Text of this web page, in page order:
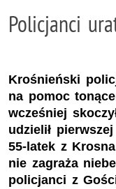
Policjanci
Krośnieński
na pomoc
wcześniej
udzielił
55-latek z
nie zagraża
policjanci z